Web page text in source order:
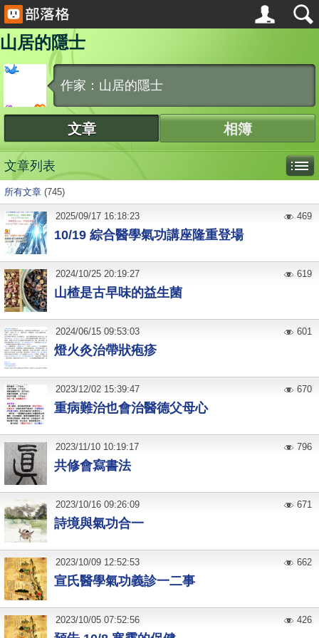
山居的隱士
作家：山居的隱士
文章 相簿
文章列表
所有文章 (745)
10/19 綜合醫學氣功講座隆重登場
2025/09/17 16:18:23 469
山楂是古早味的益生菌
2024/10/25 20:19:27 619
燈火灸治帶狀疱疹
2024/06/15 09:53:03 601
重病難治也會治醫德父母心
2023/12/02 15:39:47 670
共修會寫書法
2023/11/10 10:19:17 796
詩境與氣功合一
2023/10/16 09:26:09 671
宣氏醫學氣功義診一二事
2023/10/09 12:52:53 662
2023/10/05 07:52:56 426